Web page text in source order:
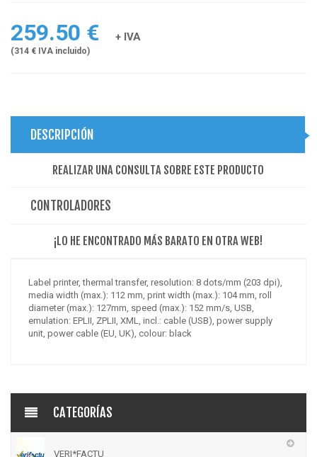
259.50 € + IVA
(314 € IVA incluido)
DESCRIPCIÓN
REALIZAR UNA CONSULTA SOBRE ESTE PRODUCTO
CONTROLADORES
¡LO HE ENCONTRADO MÁS BARATO EN OTRA WEB!
Label printer, thermal transfer, resolution: 8 dots/mm (203 dpi),
media width (max.): 112 mm, print width (max.): 104 mm, roll
diameter (max.): 127mm, speed (max.): 152 mm/s, USB,
emulation: EPLII, ZPLII, XML, incl.: cable (USB), power supply
unit, power cable (EU, UK), colour: black
CATEGORÍAS
VERI*FACTU